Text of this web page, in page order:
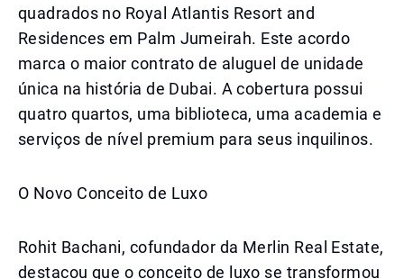
quadrados no Royal Atlantis Resort and
Residences em Palm Jumeirah. Este acordo
marca o maior contrato de aluguel de unidade
única na história de Dubai. A cobertura possui
quatro quartos, uma biblioteca, uma academia e
serviços de nível premium para seus inquilinos.
O Novo Conceito de Luxo
Rohit Bachani, cofundador da Merlin Real Estate,
destacou que o conceito de luxo se transformou